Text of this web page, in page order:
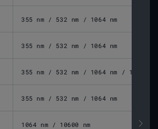
355 nm / 532 nm / 1064 nm
355 nm / 532 nm / 1064 nm
355 nm / 532 nm / 1064 nm / 10600
355 nm / 532 nm / 1064 nm
1064 nm / 10600 nm